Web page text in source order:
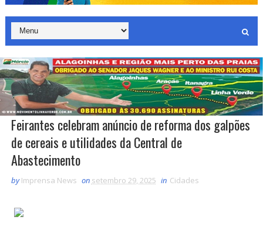
Feirantes celebram anúncio de reforma dos galpões
de cereais e utilidades da Central de
Abastecimento
by Imprensa News on setembro 29, 2025 in Cidades